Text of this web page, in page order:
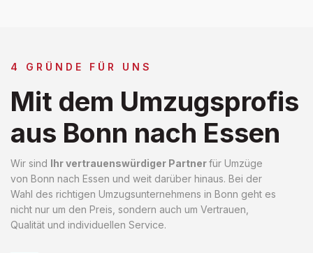
4 GRÜNDE FÜR UNS
Mit dem Umzugsprofis
aus Bonn nach Essen
Wir sind Ihr vertrauenswürdiger Partnerfür Umzüge
von Bonn nach Essen und weit darüber hinaus. Bei der
Wahl des richtigen Umzugsunternehmens in Bonn geht es
nicht nur um den Preis, sondern auch um Vertrauen,
Qualität und individuellen Service.